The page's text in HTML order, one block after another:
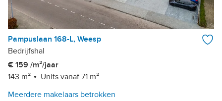
Pampuslaan 168-L, Weesp
Bedrijfshal
€ 159 /m²/jaar
143 m²
Units vanaf 71 m²
Meerdere makelaars betrokken